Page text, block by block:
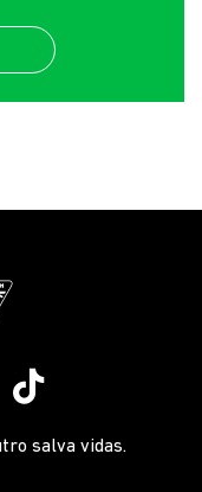
salva vidas.